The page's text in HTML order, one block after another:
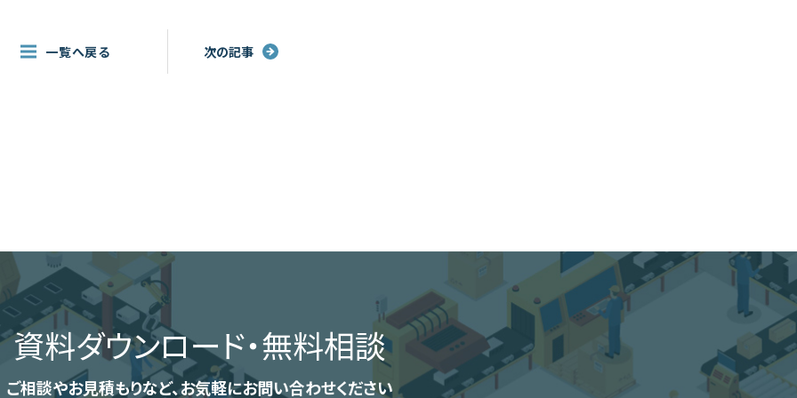
次の記事
一覧へ戻る
資料ダウンロード・無料相談
ご相談やお見積もりなど、お気軽にお問い合わせください